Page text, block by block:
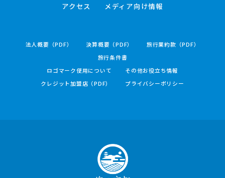
アクセス
メディア向け情報
法人概要（PDF） 決算概要（PDF）
旅行業約款（PDF）
旅行条件書
ロゴマーク使用について
その他お役立ち情報
クレジット加盟店（PDF）
プライバシーポリシー